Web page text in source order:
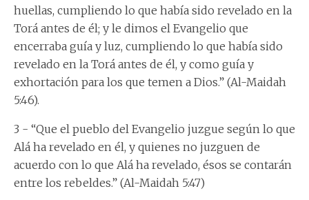
huellas, cumpliendo lo que había sido revelado en la
Torá antes de él; y le dimos el Evangelio que
encerraba guía y luz, cumpliendo lo que había sido
revelado en la Torá antes de él, y como guía y
exhortación para los que temen a Dios.” (Al-Maidah
5:46).
3 - “Que el pueblo del Evangelio juzgue según lo que
Alá ha revelado en él, y quienes no juzguen de
acuerdo con lo que Alá ha revelado, ésos se contarán
entre los rebeldes.” (Al-Maidah 5:47)